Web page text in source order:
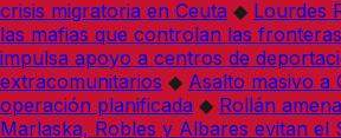
crisis migratoria en Ceuta ◆ Lourdes
las mafias que controlan las fronteras
impulsa apoyo a centros de
extracomunitarios ◆ Asalto masivo a
operación planificada ◆ Rollán
Marlaska, Robles y Albares evitan el